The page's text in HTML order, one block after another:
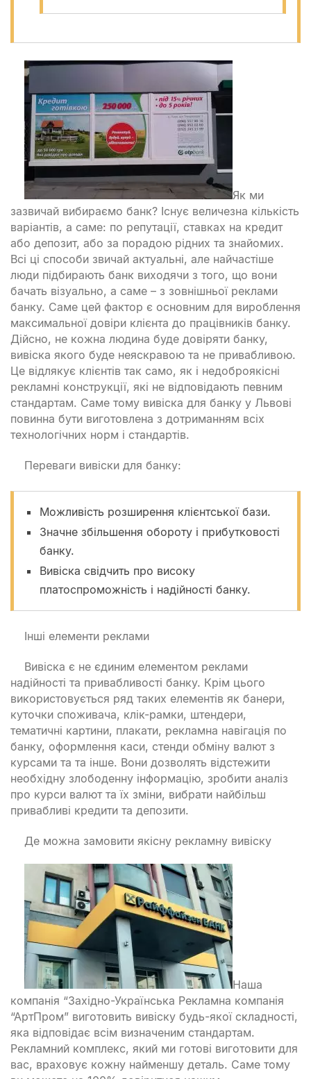
Як ми
зазвичай вибираємо банк? Існує величезна кількість
варіантів, а саме: по репутації, ставках на кредит
або депозит, або за порадою рідних та знайомих.
Всі ці способи звичай актуальні, але найчастіше
люди підбирають банк виходячи з того, що вони
бачать візуально, а саме – з зовнішньої реклами
банку. Саме цей фактор є основним для вироблення
максимальної довіри клієнта до працівників банку.
Дійсно, не кожна людина буде довіряти банку,
вивіска якого буде неяскравою та не привабливою.
Це відлякує клієнтів так само, як і недоброякісні
рекламні конструкції, які не відповідають певним
стандартам. Саме тому вивіска для банку у Львові
повинна бути виготовлена з дотриманням всіх
технологічних норм і стандартів.
Переваги вивіски для банку:
Можливість розширення клієнтської бази.
Значне збільшення обороту і прибутковості
банку.
Вивіска свідчить про високу
платоспроможність і надійності банку.
Інші елементи реклами
Вивіска є не єдиним елементом реклами
надійності та привабливості банку. Крім цього
використовується ряд таких елементів як банери,
куточки споживача, клік-рамки, штендери,
тематичні картини, плакати, рекламна навігація по
банку, оформлення каси, стенди обміну валют з
курсами та та інше. Вони дозволять відстежити
необхідну злободенну інформацію, зробити аналіз
про курси валют та їх зміни, вибрати найбільш
привабливі кредити та депозити.
Де можна замовити якісну рекламну вивіску
Наша
компанія “Західно-Українська Рекламна компанія
“АртПром” виготовить вивіску будь-якої складності,
яка відповідає всім визначеним стандартам.
Рекламний комплекс, який ми готові виготовити для
вас, враховує кожну найменшу деталь. Саме тому